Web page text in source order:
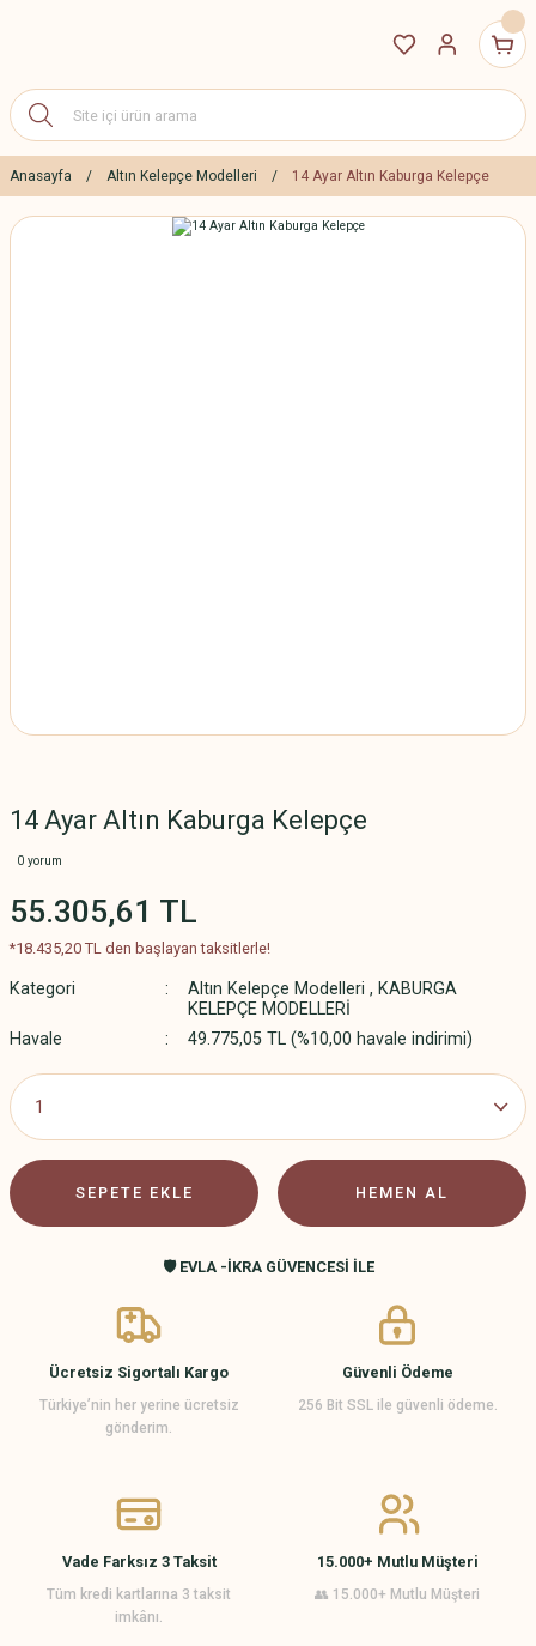
Anasayfa Altın Kelepçe Modelleri 14 Ayar Altın Kaburga Kelepçe
14 Ayar Altın Kaburga Kelepçe
0 yorum
55.305,61 TL
*18.435,20 TL den başlayan taksitlerle!
Kategori Altın Kelepçe Modelleri , KABURGA
KELEPÇE MODELLERİ
Havale
49.775,05 TL (%10,00 havale indirimi)
SEPETE EKLE HEMEN AL
🛡️ EVLA -İKRA GÜVENCESİ İLE
Ücretsiz Sigortalı Kargo
Türkiye’nin her yerine ücretsiz
gönderim.
Güvenli Ödeme
256 Bit SSL ile güvenli ödeme.
Vade Farksız 3 Taksit
Tüm kredi kartlarına 3 taksit
imkânı.
15.000+ Mutlu Müşteri
👥 15.000+ Mutlu Müşteri